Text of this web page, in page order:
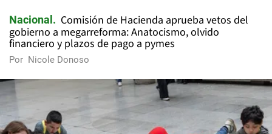
Nacional
Comisión de Hacienda aprueba vetos del
gobierno a megarreforma: Anatocismo, olvido
financiero y plazos de pago a pymes
Por Nicole Donoso